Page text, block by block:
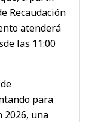
Recaudación
atenderá
las 11:00
para
2026, una